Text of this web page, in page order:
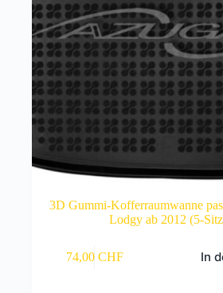
3D Gummi-Kofferraumwanne
Lodgy ab 2012 (5-
74,00 CHF In